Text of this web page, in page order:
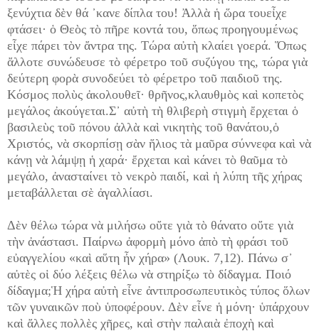
ξενύχτια δὲν θά ᾽κανε δίπλα του! Ἀλλὰ ἡ ὥρα τουεἶχε
φτάσει· ὁ Θεὸς τὸ πῆρε κοντά του, ὅπως προηγουμένως
εἶχε πάρει τὸν ἄντρα της. Τώρα αὐτὴ κλαίει γοερά. Ὅπως
ἄλλοτε συνώδευσε τὸ φέρετρο τοῦ συζύγου της, τώρα γιὰ
δεύτερη φορὰ συνοδεύει τὸ φέρετρο τοῦ παιδιοῦ της.
Κόσμος πολὺς ἀκολουθεῖ· θρῆνος,κλαυθμὸς καὶ κοπετὸς
μεγάλος ἀκούγεται.Σ᾿ αὐτὴ τὴ θλιβερὴ στιγμὴ ἔρχεται ὁ
βασιλεὺς τοῦ πόνου ἀλλὰ καὶ νικητὴς τοῦ θανάτου,ὁ
Χριστός, νὰ σκορπίσῃ σὰν ἥλιος τὰ μαῦρα σύννεφα καὶ νὰ
κάνῃ νὰ λάμψῃ ἡ χαρά· ἔρχεται καὶ κάνει τὸ θαῦμα τὸ
μεγάλο, ἀνασταίνει τὸ νεκρὸ παιδί, καὶ ἡ λύπη τῆς χήρας
μεταβάλλεται σὲ ἀγαλλίασι.
Δὲν θέλω τώρα νὰ μιλήσω οὔτε γιὰ τὸ θάνατο οὔτε γιὰ
τὴν ἀνάστασι. Παίρνω ἀφορμὴ μόνο ἀπὸ τὴ φράσι τοῦ
εὐαγγελίου «καὶ αὕτη ἦν χήρα» (Λουκ. 7,12). Πάνω σ᾿
αὐτὲς οἱ δύο λέξεις θέλω νὰ στηρίξω τὸ δίδαγμα. Ποιό
δίδαγμα;Ἡ χήρα αὐτὴ εἶνε ἀντιπροσωπευτικὸς τύπος ὅλων
τῶν γυναικῶν ποὺ ὑποφέρουν. Δὲν εἶνε ἡ μόνη· ὑπάρχουν
καὶ ἄλλες πολλὲς χῆρες, καὶ στὴν παλαιὰ ἐποχὴ καὶ